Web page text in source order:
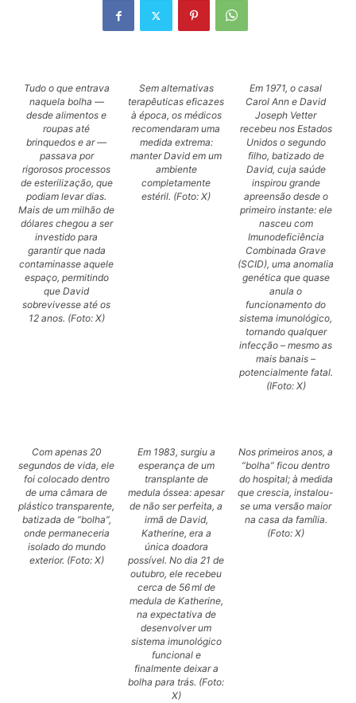
Tudo o que entrava
naquela bolha —
desde alimentos e
roupas até
brinquedos e ar —
passava por
rigorosos processos
de esterilização, que
podiam levar dias.
Mais de um milhão de
dólares chegou a ser
investido para
garantir que nada
contaminasse aquele
espaço, permitindo
que David
sobrevivesse até os
12 anos. (Foto: X)
Sem alternativas
terapêuticas eficazes
à época, os médicos
recomendaram uma
medida extrema:
manter David em um
ambiente
completamente
estéril. (Foto: X)
Em 1971, o casal
Carol Ann e David
Joseph Vetter
recebeu nos Estados
Unidos o segundo
filho, batizado de
David, cuja saúde
inspirou grande
apreensão desde o
primeiro instante: ele
nasceu com
Imunodeficiência
Combinada Grave
(SCID), uma anomalia
genética que quase
anula o
funcionamento do
sistema imunológico,
tornando qualquer
infecção – mesmo as
mais banais –
potencialmente fatal.
(IFoto: X)
Com apenas 20
segundos de vida, ele
foi colocado dentro
de uma câmara de
plástico transparente,
batizada de “bolha”,
onde permaneceria
isolado do mundo
exterior. (Foto: X)
Em 1983, surgiu a
esperança de um
transplante de
medula óssea: apesar
de não ser perfeita, a
irmã de David,
Katherine, era a
única doadora
possível. No dia 21 de
outubro, ele recebeu
cerca de 56 ml de
medula de Katherine,
na expectativa de
desenvolver um
sistema imunológico
funcional e
finalmente deixar a
bolha para trás. (Foto:
X)
Nos primeiros anos, a
“bolha” ficou dentro
do hospital; à medida
que crescia, instalou-
se uma versão maior
na casa da família.
(Foto: X)